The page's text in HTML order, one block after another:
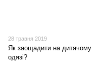
28 травня 2019
Як заощадити на дитячому
одязі?